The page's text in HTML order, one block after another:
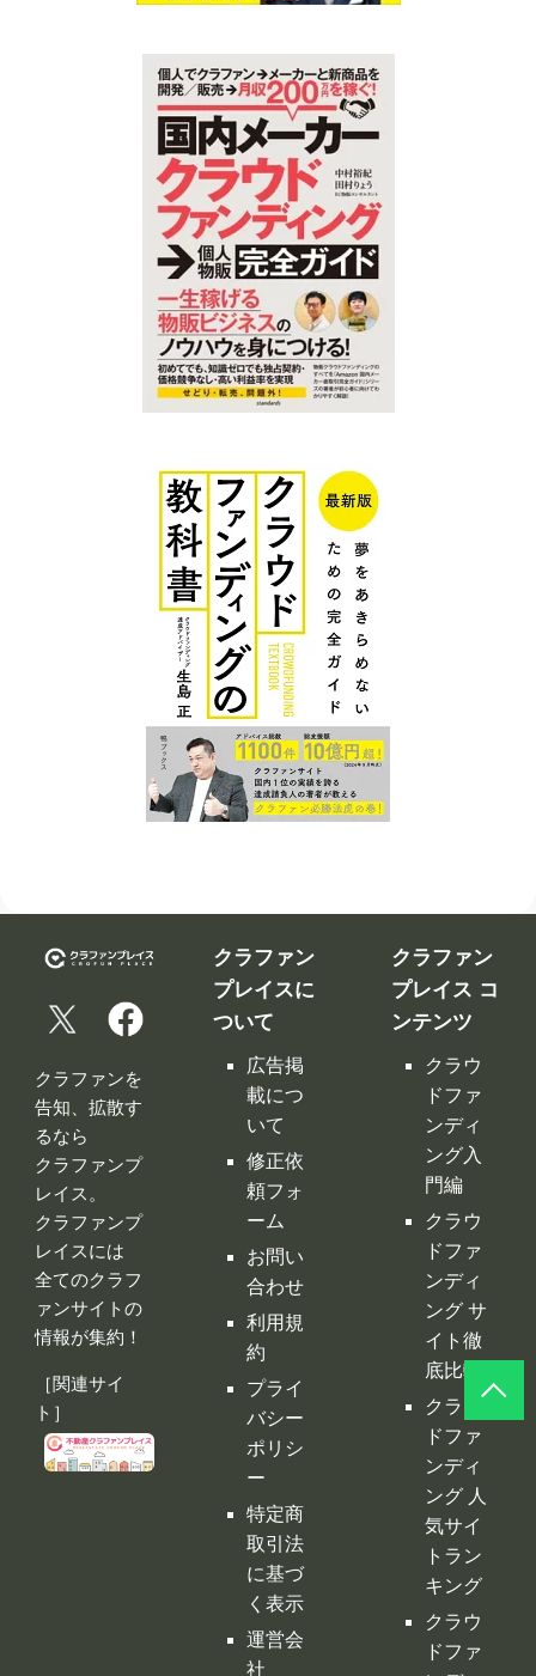
告知、拡散す
クラファンプ
クラファンプ
全てのクラフ
ァンサイトの
情報が集約！
［関連サイ
ト］
クラファン
プレイスに
ついて
修正依
頼フォ
ーム
お問い
合わせ
利用規
約
プライ
バシー
ポリシ
ー
特定商
取引法
に基づ
く表示
運営会
社
ング入
門編
クラウ
ドファ
ンディ
ング サ
イト徹
底比較
クラウ
ドファ
ンディ
ング 人
気サイ
トラン
キング
クラウ
ドファ
ンディ
ング代
行・コ
ンサル
クラフ
ァンサ